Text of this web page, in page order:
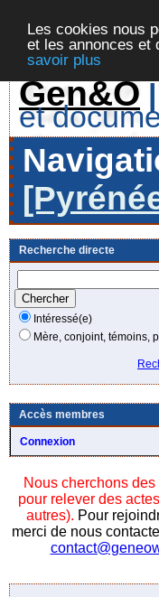
Les cookies nous
et les annonces et
savoir plus
Gen&O
et
Recherche directe
Intéressé(e)
Mère, conjoint, témoins,
Accès membres
Connexion
Nous cherchons
pour relever des
autres). Pour
merci de nous